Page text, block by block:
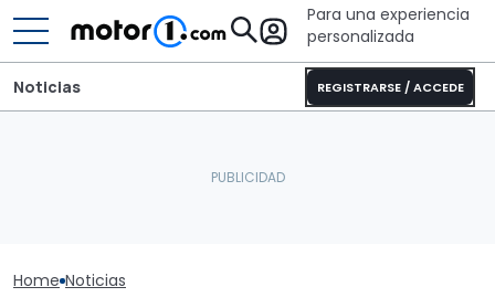
Para una experiencia
personalizada
REGISTRARSE / ACCEDE
Noticias
Home Noticias